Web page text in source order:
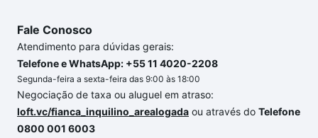
Fale Conosco
Atendimento para dúvidas gerais:
Telefone e WhatsApp: +55 11 4020-2208
Segunda-feira a sexta-feira das 9:00 às 18:00
Negociação de taxa ou aluguel em atraso:
loft.vc/fianca_inquilino_arealogada ou através do Telefone
0800 001 6003